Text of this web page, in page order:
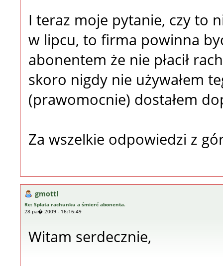
I teraz moje pytanie, czy to
w lipcu, to firma powinna
abonentem że nie płacił
skoro nigdy nie używałem
(prawomocnie) dostałem
Za wszelkie odpowiedzi z
gmottl
Re: Spłata rachunku a śmierć abonenta.
28 pa� 2009 - 16:16:49
Witam serdecznie,